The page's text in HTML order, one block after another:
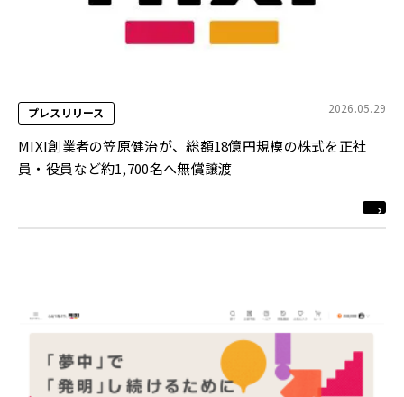
プレスリリース 2026.05.29
MIXI創業者の笠原健治が、総額18億円規模の株式を正社
員・役員など約1,700名へ無償譲渡